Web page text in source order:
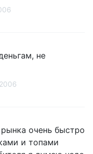
не
очень быстро
и топами